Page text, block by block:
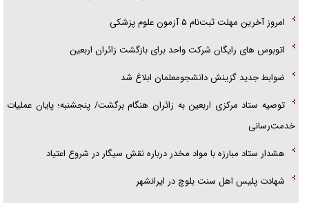
امروز آخرین مهلت ثبت‌نام ۵ آزمون علوم پزشکی
اتوبوس های رایگان شرکت واحد برای بازگشت زائران اربعین
ضوابط جدید گزینش دانشجومعلمان ابلاغ شد
توصیه ستاد مرکزی اربعین به زائران هنگام برگشت/ پنجشنبه؛ پایان عملیات
خدمت‌رسانی
هشدار ستاد مبارزه با مواد مخدر درباره نقش سیگار در شروع اعتیاد
شهادت پلیس اهل سنت بلوچ در ایرانشهر